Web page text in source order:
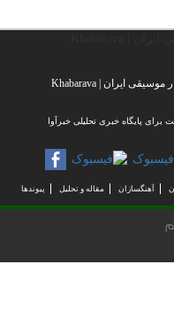
پایگاه خبری تحلیلی خبر آوا | اخبار موسیقی ایران | Khabarava
پایگاه خبری تحلیلی خبرآوا
آهنگسازان مقاله و تحلیل پیوندها